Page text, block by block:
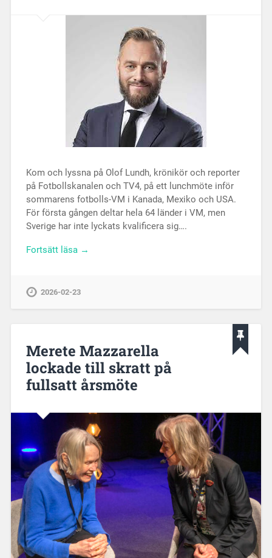
Kom och lyssna på Olof Lundh, krönikör och reporter
på Fotbollskanalen och TV4, på ett lunchmöte inför
sommarens fotbolls-VM i Kanada, Mexiko och USA.
För första gången deltar hela 64 länder i VM, men
Sverige har inte lyckats kvalificera sig….
Fortsätt läsa →
2026-02-23
Merete Mazzarella
lockade till skratt på
fullsatt årsmöte